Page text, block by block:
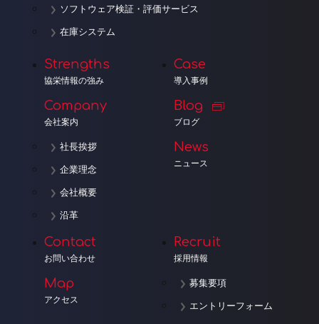
ソフトウェア検証・評価サービス
在庫システム
Strengths
協栄情報の強み
Company
会社案内
社長挨拶
企業理念
会社概要
沿革
Case
導入事例
Blog
ブログ
News
ニュース
Contact
お問い合わせ
Map
アクセス
Recruit
採用情報
募集要項
エントリーフォーム